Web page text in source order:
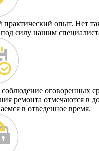
практический опыт. Нет
силу нашим
соблюдение оговоренных
ремонта отмечаются в
в отведенное время.